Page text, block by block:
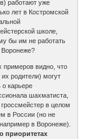
работают уже
лет в Костромской
школе,
бы им не работать
примеров видно, что
их родители) могут
о карьере
шахматиста,
гроссмейстер в целом
в России (но не
в Воронеже).
приоритетах